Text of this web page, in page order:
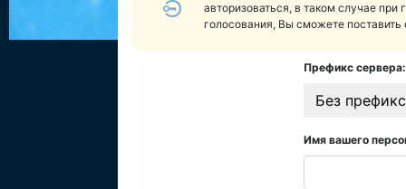
авторизоваться, в таком случае при
голосования, Вы сможете поставить
Префикс сервера:
Без
Имя вашего